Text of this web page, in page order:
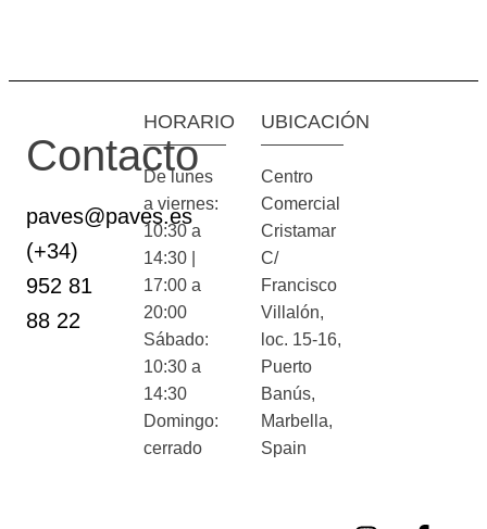
Contacto
paves@paves.es
(+34)
952 81
88 22
HORARIO
De lunes
a viernes:
10:30 a
14:30 |
17:00 a
20:00
Sábado:
10:30 a
14:30
Domingo:
cerrado
UBICACIÓN
Centro
Comercial
Cristamar
C/
Francisco
Villalón,
loc. 15-16,
Puerto
Banús,
Marbella,
Spain